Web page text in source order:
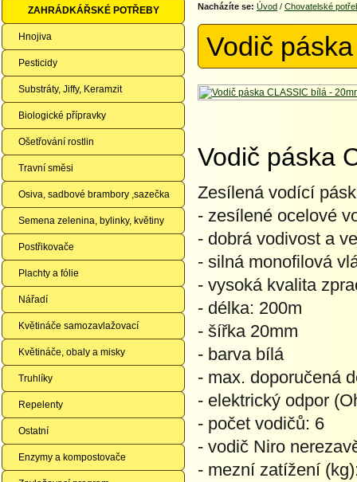
ZAHRÁDKÁŘSKÉ POTŘEBY
Hnojiva
Pesticidy
Substráty, Jiffy, Keramzit
Biologické přípravky
Ošetřování rostlin
Travní směsi
Osiva, sadbové brambory ,sazečka
Semena zelenina, bylinky, květiny
Postřikovače
Plachty a fólie
Nářadí
Květináče samozavlažovací
Květináče, obaly a misky
Truhlíky
Repelenty
Ostatní
Enzymy a kompostovače
Nacházíte se: Úvod / Chovatelské
Vodič
Vodič páska
Zesílená vodící
- zesílené ocelové
- dobrá vodivost a
- silná monofilová
- vysoká kvalita
- délka: 200m
- šířka 20mm
- barva bílá
- max. doporučená
- elektrický odpor
- počet vodičů: 6
- vodič Niro
- mezní zatížení